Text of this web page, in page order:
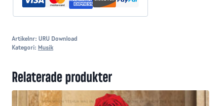
Artikelnr: URU Download
Kategori: Musik
Relaterade produkter